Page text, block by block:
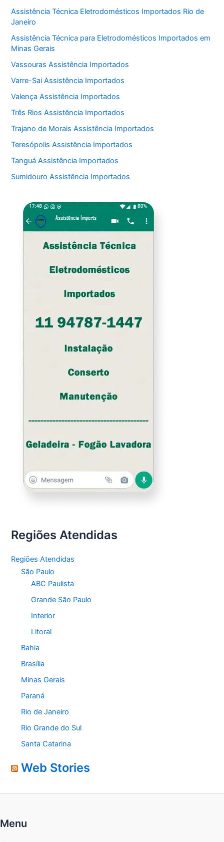
Assistência Técnica Eletrodomésticos Importados Rio de
Janeiro
Assistência Técnica para Eletrodomésticos Importados em
Minas Gerais
Vassouras Assistência Importados
Varre-Sai Assistência Importados
Valença Assistência Importados
Três Rios Assistência Importados
Trajano de Morais Assistência Importados
Teresópolis Assistência Importados
Tanguá Assistência Importados
Sumidouro Assistência Importados
Regiões Atendidas
Regiões Atendidas
São Paulo
ABC Paulista
Grande São Paulo
Interior
Litoral
Bahia
Brasília
Minas Gerais
Paraná
Rio de Janeiro
Rio Grande do Sul
Santa Catarina
Web Stories
Menu